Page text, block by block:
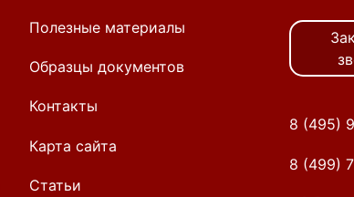
Полезные материалы
Образцы документов
Контакты
Карта сайта
Статьи
8 (495)
8 (499)